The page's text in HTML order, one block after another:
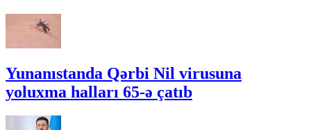
Yunanıstanda Qərbi Nil virusuna
yoluxma halları 65-ə çatıb